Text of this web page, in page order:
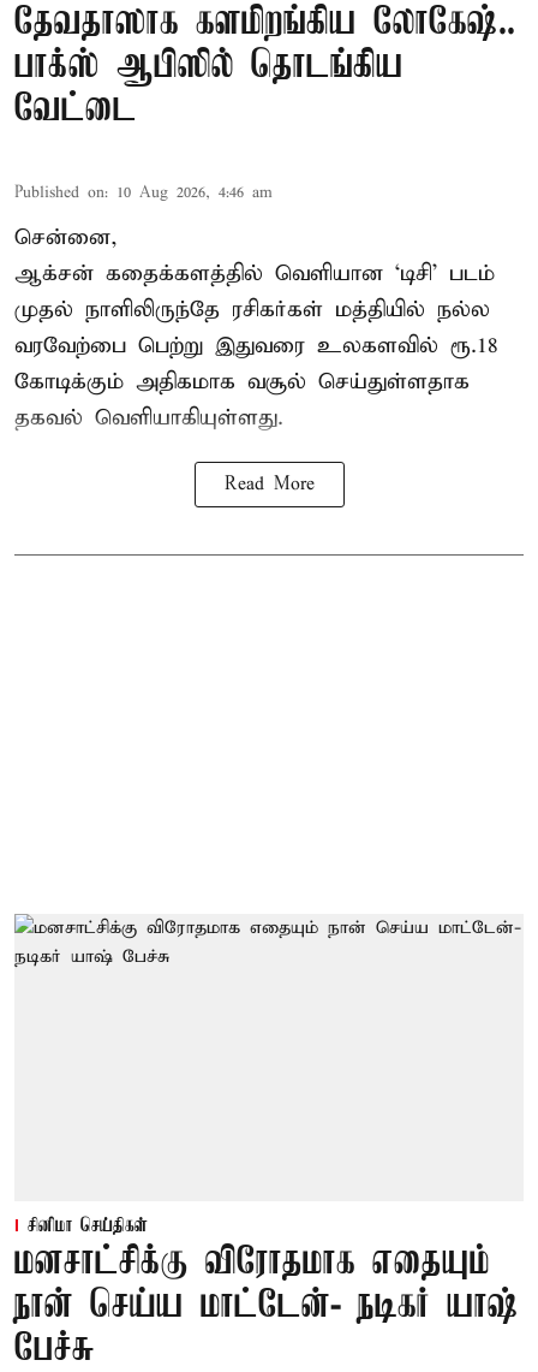
தேவதாஸாக களமிறங்கிய லோகேஷ்..
பாக்ஸ் ஆபிஸில் தொடங்கிய
வேட்டை
Published on: 10 Aug 2026, 4:46 am
சென்னை,
ஆக்சன் கதைக்களத்தில் வெளியான ‘டிசி’ படம்
முதல் நாளிலிருந்தே ரசிகர்கள் மத்தியில் நல்ல
வரவேற்பை பெற்று இதுவரை உலகளவில் ரூ.18
கோடிக்கும் அதிகமாக வசூல் செய்துள்ளதாக
தகவல் வெளியாகியுள்ளது.
Read More
சினிமா செய்திகள்
மனசாட்சிக்கு விரோதமாக எதையும்
நான் செய்ய மாட்டேன்- நடிகர் யாஷ்
பேச்சு